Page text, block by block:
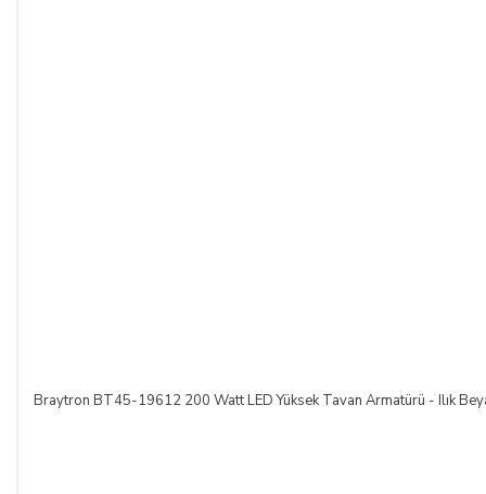
Braytron BT45-19612 200 Watt LED Yüksek Tavan Armatürü - Ilık